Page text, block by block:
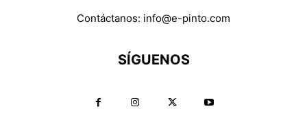
Contáctanos: info@e-pinto.com
SÍGUENOS